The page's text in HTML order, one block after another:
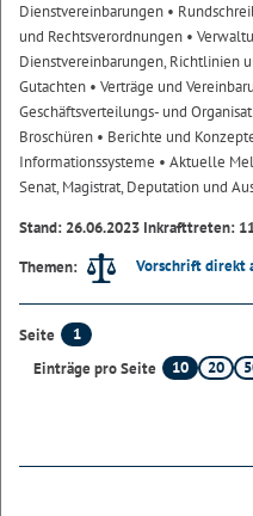
Dienstvereinbarungen •
und Rechtsverordnungen •
Dienstvereinbarungen, Richtlinien
Gutachten • Verträge und
Geschäftsverteilungs- und
Broschüren • Berichte und
Informationssysteme • Aktuelle
Senat, Magistrat, Deputation und
Stand: 26.06.2023 Inkrafttreten:
Themen:
Vorschrift direkt
Seite
1
Einträge pro Seite
10 20